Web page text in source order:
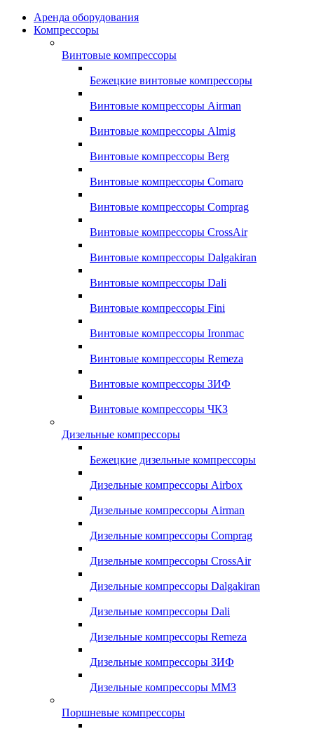
Аренда оборудования
Компрессоры
Винтовые компрессоры
Бежецкие винтовые компрессоры
Винтовые компрессоры Airman
Винтовые компрессоры Almig
Винтовые компрессоры Berg
Винтовые компрессоры Comaro
Винтовые компрессоры Comprag
Винтовые компрессоры CrossAir
Винтовые компрессоры Dalgakiran
Винтовые компрессоры Dali
Винтовые компрессоры Fini
Винтовые компрессоры Ironmac
Винтовые компрессоры Remeza
Винтовые компрессоры ЗИФ
Винтовые компрессоры ЧКЗ
Дизельные компрессоры
Бежецкие дизельные компрессоры
Дизельные компрессоры Airbox
Дизельные компрессоры Airman
Дизельные компрессоры Comprag
Дизельные компрессоры CrossAir
Дизельные компрессоры Dalgakiran
Дизельные компрессоры Dali
Дизельные компрессоры Remeza
Дизельные компрессоры ЗИФ
Дизельные компрессоры ММЗ
Поршневые компрессоры